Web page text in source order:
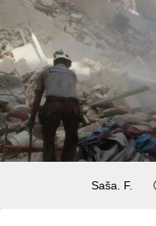
Saša. F.